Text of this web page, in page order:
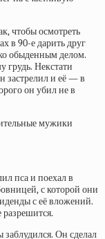
чтобы осмотреть
в 90-е дарить друг
обыденным делом.
грудь. Некстати
застрелил и её — в
он убил не в
пса и поехал в
с которой они
с её вложений.
разрешится.
заблудился. Он сделал